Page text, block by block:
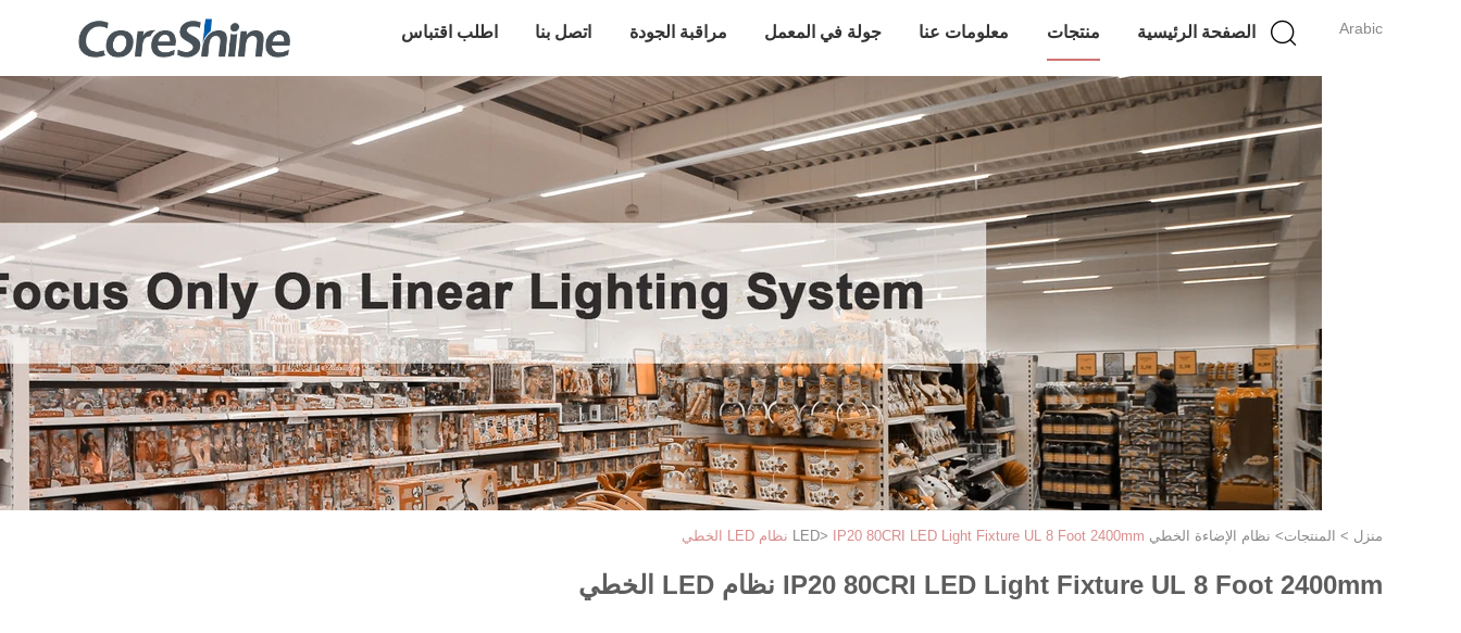
Arabic الصفحة الرئيسية منتجات معلومات عنا جولة في المعمل مراقبة الجودة اتصل بنا اطلب اقتباس
منزل > المنتجات> نظام الإضاءة الخطي LED > IP20 80CRI LED Light Fixture UL 8 Foot 2400mm نظام LED الخطي
IP20 80CRI LED Light Fixture UL 8 Foot 2400mm نظام LED الخطي